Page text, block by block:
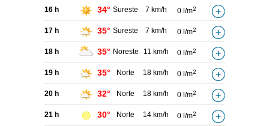
16 h 34° Sureste 7 km/h 0 l/m2
17 h 35° Sureste 7 km/h 0 l/m2
18 h 35° Noreste 11 km/h 0 l/m2
19 h 35° Norte 18 km/h 0 l/m2
20 h 32° Norte 18 km/h 0 l/m2
21 h 30° Norte 14 km/h 0 l/m2